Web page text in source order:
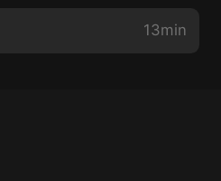
13min